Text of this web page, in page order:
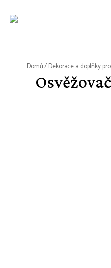
WWW.VUNE-
Food
moderním
pečení.Domů/Dekorace a doplňky